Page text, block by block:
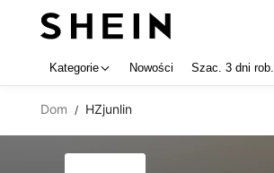
Kategorie Nowości Szac. 3 dni rob.
Dom / HZjunlin